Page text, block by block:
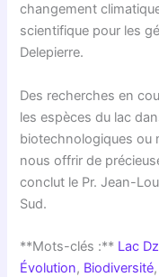
changement
scientifique pour les
Delepierre.
Des recherches en
les espèces du lac
biotechnologiques ou
nous offrir de
conclut le Pr. Jean-
Sud.
**Mots-clés :** Lac
Évolution, Biodiversité,